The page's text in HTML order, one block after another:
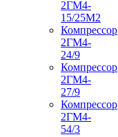
2ГМ4-
15/25М2
Компрессор
2ГМ4-
24/9
Компрессор
2ГМ4-
27/9
Компрессор
2ГМ4-
54/3